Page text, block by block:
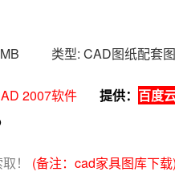
类型: CAD图纸配套
2007软件 提供： 百度
！ (备注： cad家具图库下载)